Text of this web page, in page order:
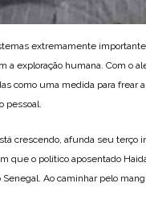
extremamente
a exploração humana. Com o
como uma medida para frear
pessoal.
crescendo, afunda seu terço
que o político aposentado
Ao caminhar pelo